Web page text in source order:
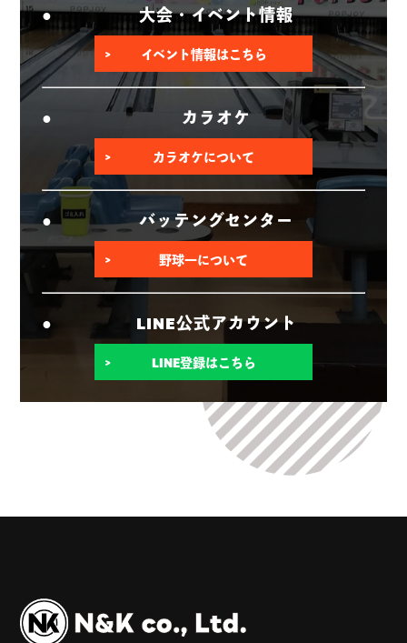
大会・イベント情報
イベント情報はこちら
カラオケ
カラオケについて
バッテングセンター
野球一について
LINE公式アカウント
LINE登録はこちら